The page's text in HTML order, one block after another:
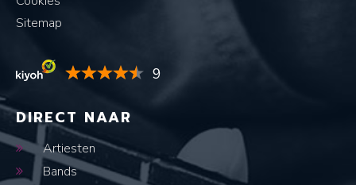
Sitemap
9
DIRECT NAAR
Artiesten
Bands